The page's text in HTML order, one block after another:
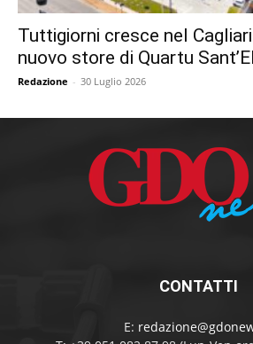
Tuttigiorni cresce nel
nuovo store di Quartu
Redazione - 30 Luglio 2026
CONTATTI
E: